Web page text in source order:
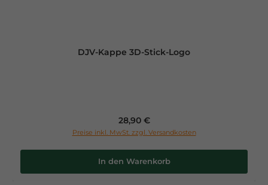
DJV-Kappe 3D-Stick-Logo
Regulärer Preis:
28,90 €
Preise inkl. MwSt. zzgl. Versandkosten
In den Warenkorb